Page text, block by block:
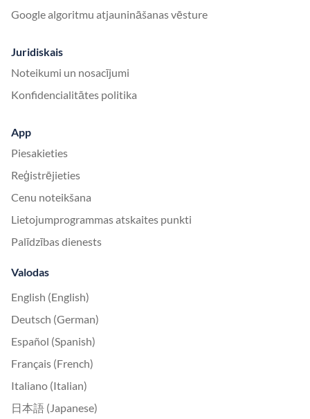
Google algoritmu atjaunināšanas vēsture
Juridiskais
Noteikumi un nosacījumi
Konfidencialitātes politika
App
Piesakieties
Reģistrējieties
Cenu noteikšana
Lietojumprogrammas atskaites punkti
Palīdzības dienests
Valodas
English (English)
Deutsch (German)
Español (Spanish)
Français (French)
Italiano (Italian)
日本語 (Japanese)